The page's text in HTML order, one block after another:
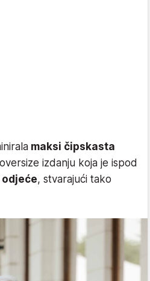
maksi čipskasta
izdanju koja je ispod
, stvarajući tako